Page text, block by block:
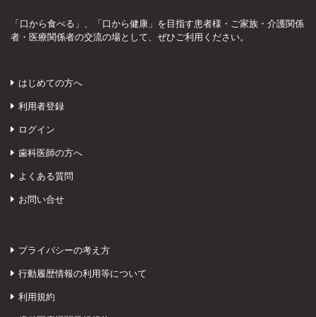
「口から食べる」、「口から健康」を目指す患者様・ご家族・介護関係
者・医療関係者の交流の場として、ぜひご利用ください。
はじめての方へ
利用者登録
ログイン
歯科医師の方へ
よくある質問
お問い合せ
プライバシーの考え方
行動履歴情報の利用等について
利用規約